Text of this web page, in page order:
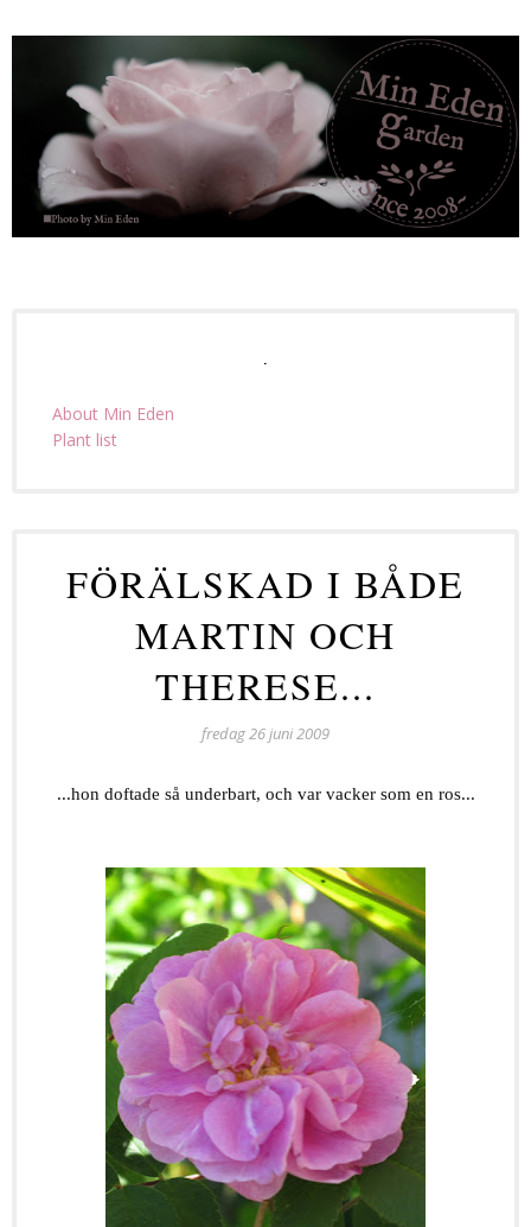
About Min Eden
Plant list
FÖRÄLSKAD I BÅDE
MARTIN OCH
THERESE...
fredag 26 juni 2009
...hon doftade så underbart, och var vacker som en ros...